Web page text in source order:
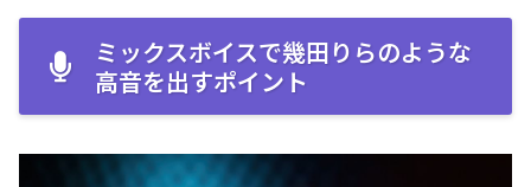
ミックスボイスで幾田りらのような
高音を出すポイント